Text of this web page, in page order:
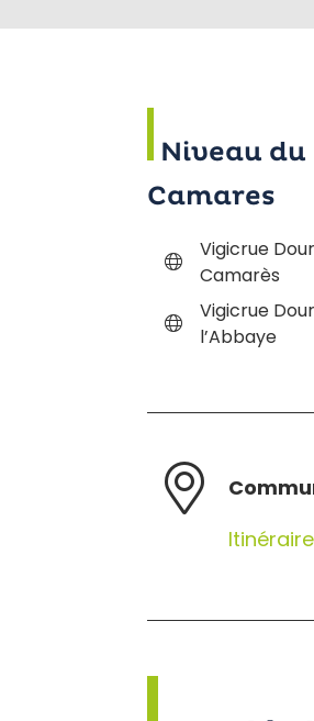
Niveau du
Camares
Vigicrue
Camarès
Vigicrue
l’Abbaye